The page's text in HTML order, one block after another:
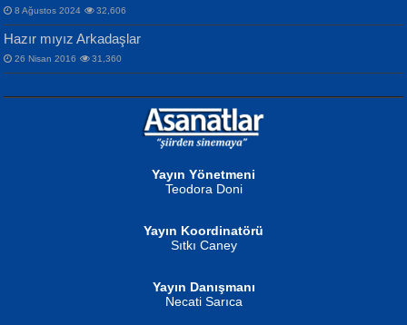
NURAN KÖSE BAYDAR
Ben Deniz Değilim ki...
8 Ağustos 2024 32,606
Hazır mıyız Arkadaşlar
26 Nisan 2016 31,360
Yayın Yönetmeni
Teodora Doni
Yayın Koordinatörü
Sıtkı Caney
Yayın Danışmanı
Necati Sarıca